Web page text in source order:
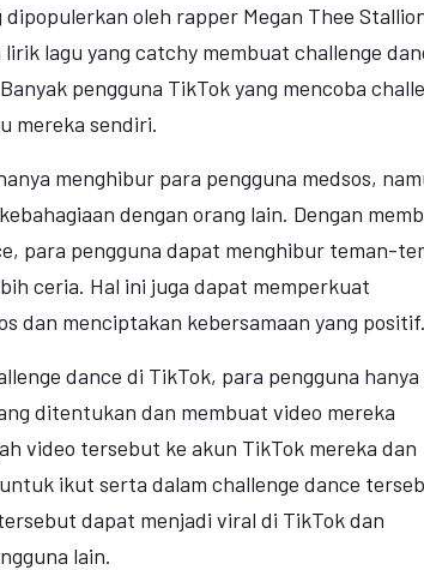
dipopulerkan oleh rapper Megan Thee
lagu yang catchy membuat challenge
pengguna TikTok yang mencoba
mereka sendiri.
menghibur para pengguna medsos,
dengan orang lain. Dengan
para pengguna dapat menghibur teman-
ceria. Hal ini juga dapat memperkuat
dan menciptakan kebersamaan yang positif.
dance di TikTok, para pengguna hanya
ditentukan dan membuat video mereka
video tersebut ke akun TikTok mereka dan
ikut serta dalam challenge dance
dapat menjadi viral di TikTok dan
lain.